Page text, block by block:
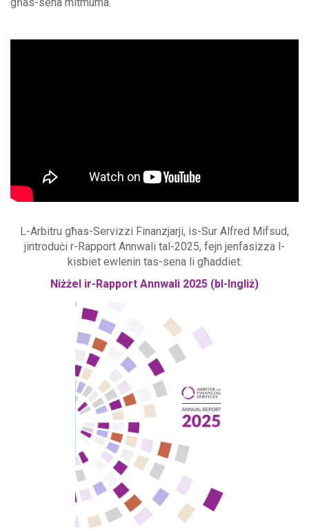
L-Arbitru għas-Servizzi Finanzjarji, is-Sur Alfred Mifsud,
jintroduċi r-Rapport Annwali tal-2025, fejn jenfasizza l-
kisbiet ewlenin tas-sena li għaddiet.
Niżżel ir-Rapport Annwali 2025 (bl-Ingliż)
PNG FRONT PAGE Annual
Report 2025 v3 (23-06-
2025) 1.png